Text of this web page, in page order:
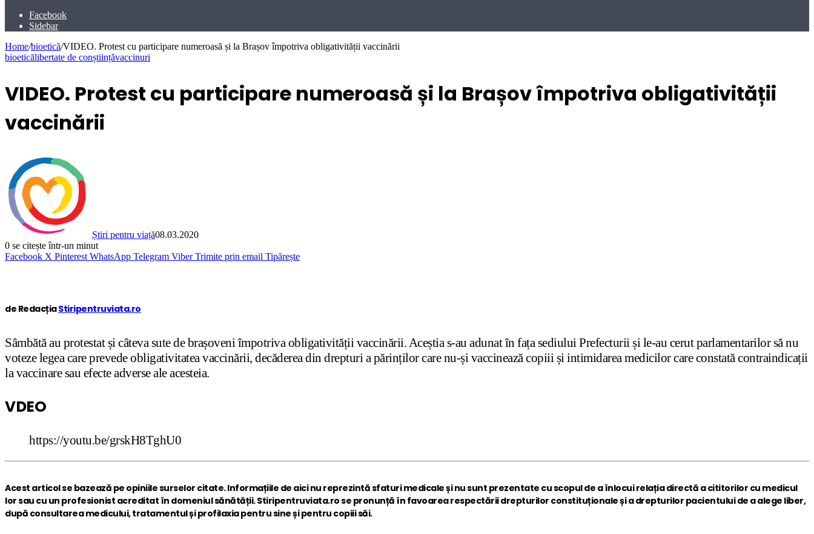
Facebook
Sidebar
Home/bioetică/VIDEO. Protest cu participare numeroasă și la Brașov împotriva obligativității vaccinării
bioeticălibertate de conștiințăvaccinuri
VIDEO. Protest cu participare numeroasă și la Brașov împotriva obligativității
vaccinării
Știri pentru viață08.03.2020
0 se citește într-un minut
Facebook X Pinterest WhatsApp Telegram Viber Trimite prin email Tipărește
de RedacțiaStiripentruviata.ro
Sâmbătă au protestat și câteva sute de brașoveni împotriva obligativității vaccinării. Aceștia s-au adunat în fața sediului Prefecturii și le-au cerut parlamentarilor să nu
voteze legea care prevede obligativitatea vaccinării, decăderea din drepturi a părinților care nu-și vaccinează copiii și intimidarea medicilor care constată contraindicații
la vaccinare sau efecte adverse ale acesteia.
VDEO
https://youtu.be/grskH8TghU0
Acest articol se bazează pe opiniile surselor citate. Informațiile de aici nu reprezintă sfaturi medicale și nu sunt prezentate cu scopul de a înlocui relația directă a cititorilor cu medicul
lor sau cu un profesionist acreditat în domeniul sănătății. Stiripentruviata.ro se pronunță în favoarea respectării drepturilor constituționale și a drepturilor pacientului de a alege liber,
după consultarea medicului, tratamentul și profilaxia pentru sine și pentru copiii săi.